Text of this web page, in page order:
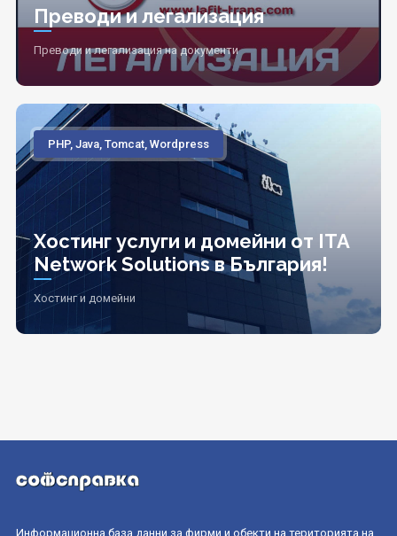
Преводи и легализация
Преводи и легализация на документи
PHP, Java, Tomcat, Wordpress
Хостинг услуги и домейни от ITA
Network Solutions в България!
Хостинг и домейни
Информационна база данни за фирми и обекти на територията на